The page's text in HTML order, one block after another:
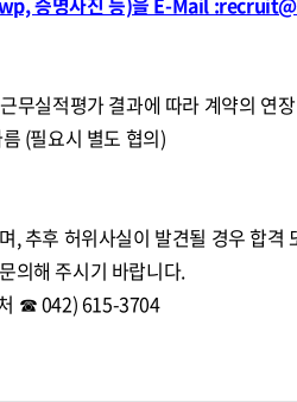
무실적평가 결과에 따라 계약의 연
(필요시 별도 협의)
, 추후 허위사실이 발견될 경우 합격
의해 주시기 바랍니다.
☎ 042) 615-3704